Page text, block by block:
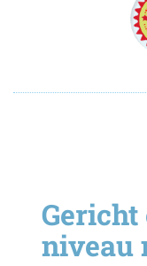
Gericht
niveau